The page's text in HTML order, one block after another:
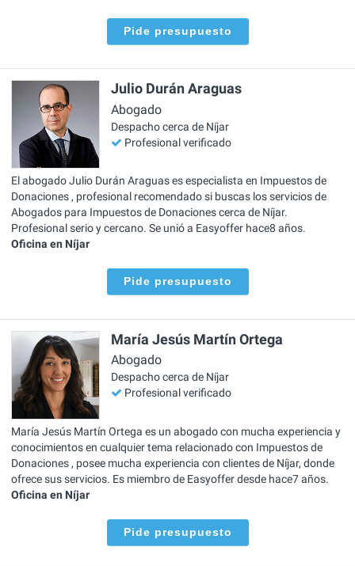
Pide presupuesto
Julio Durán Araguas
Abogado
Despacho cerca de Níjar
Profesional verificado
El abogado Julio Durán Araguas es especialista en Impuestos de
Donaciones , profesional recomendado si buscas los servicios de
Abogados para Impuestos de Donaciones cerca de Níjar.
Profesional serio y cercano. Se unió a Easyoffer hace8 años.
Oficina en Níjar
Pide presupuesto
María Jesús Martín Ortega
Abogado
Despacho cerca de Níjar
Profesional verificado
María Jesús Martín Ortega es un abogado con mucha experiencia y
conocimientos en cualquier tema relacionado con Impuestos de
Donaciones , posee mucha experiencia con clientes de Níjar, donde
ofrece sus servicios. Es miembro de Easyoffer desde hace7 años.
Oficina en Níjar
Pide presupuesto